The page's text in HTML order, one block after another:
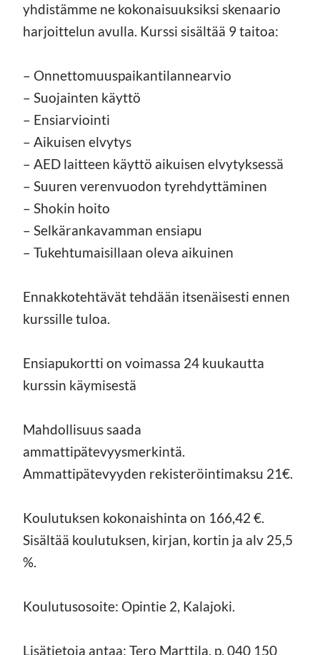
yhdistämme ne kokonaisuuksiksi skenaario
harjoittelun avulla. Kurssi sisältää 9 taitoa:
– Onnettomuuspaikantilannearvio
– Suojainten käyttö
– Ensiarviointi
– Aikuisen elvytys
– AED laitteen käyttö aikuisen elvytyksessä
– Suuren verenvuodon tyrehdyttäminen
– Shokin hoito
– Selkärankavamman ensiapu
– Tukehtumaisillaan oleva aikuinen
Ennakkotehtävät tehdään itsenäisesti ennen
kurssille tuloa.
Ensiapukortti on voimassa 24 kuukautta
kurssin käymisestä
Mahdollisuus saada
ammattipätevyysmerkintä.
Ammattipätevyyden rekisteröintimaksu 21€.
Koulutuksen kokonaishinta on 166,42 €.
Sisältää koulutuksen, kirjan, kortin ja alv 25,5
%.
Koulutusosoite: Opintie 2, Kalajoki.
Lisätietoja antaa: Tero Marttila, p. 040 150